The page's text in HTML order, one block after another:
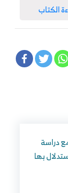
الكتاب
دراسة
بها